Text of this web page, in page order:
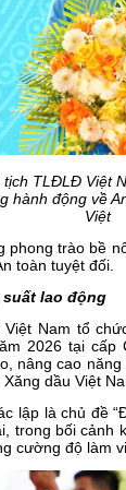
TLĐLĐ Việt
hành động về
Việt
phong trào bề
toàn tuyệt đối.
lao động
Nam tổ
2026 tại
nâng cao
dầu Việt
lập là chủ đề
trong bối cảnh
cường độ làm